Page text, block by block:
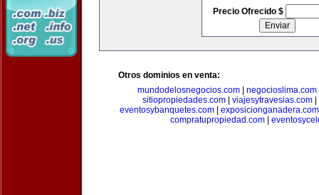
Precio Ofrecido $
Otros dominios en venta:
mundodelosnegocios.com| negocioslima.com
sitiopropiedades.com| viajesytravesias.com|
eventosybanquetes.com| exposicionganadera.com
compratupropiedad.com